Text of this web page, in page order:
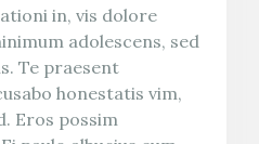
in, vis dolore
adolescens, sed
Te praesent
honestatis vim,
Eros possim